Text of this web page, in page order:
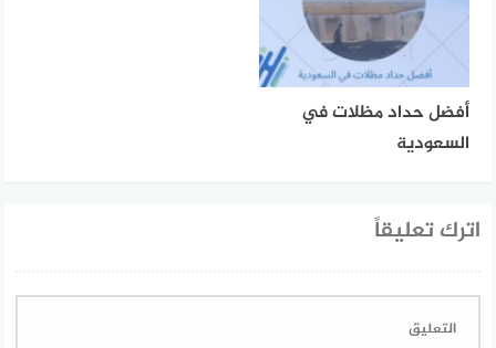
أفضل حداد مظلات في
السعودية
اترك تعليقاً